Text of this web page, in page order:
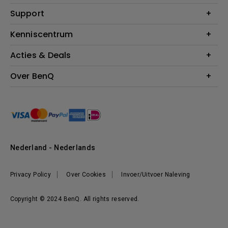
Verlichting
Speakers
Education
Support
Contact
BenQ Shop - FAQ
BenQ Shop - Retourneren
Kenniscentrum
Blog
Acties & Deals
Evenementen & Promoties
Over BenQ
Management
Nieuws
Werken bij BenQ
Copyright © 2024 BenQ. All rights reserved.
Privacy Policy Over Cookies Invoer/Uitvoer Naleving
Nederland - Nederlands